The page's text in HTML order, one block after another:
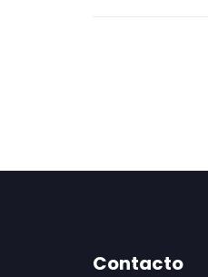
Contacto